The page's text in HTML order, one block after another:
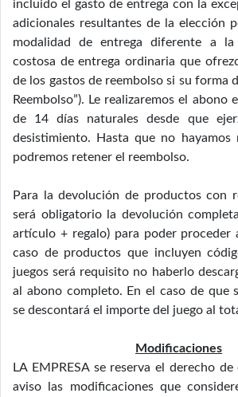
incluido el gasto de entrega con la
adicionales resultantes de la elección
modalidad de entrega diferente a la
costosa de entrega ordinaria que
de los gastos de reembolso si su forma
Reembolso”). Le realizaremos el abono
de 14 días naturales desde que
desistimiento. Hasta que no hayamos
podremos retener el reembolso.
Para la devolución de productos con
será obligatorio la devolución
artículo + regalo) para poder proceder
caso de productos que incluyen
juegos será requisito no haberlo
al abono completo. En el caso de que
se descontará el importe del juego al
Modificaciones
LA EMPRESA se reserva el derecho
aviso las modificaciones que